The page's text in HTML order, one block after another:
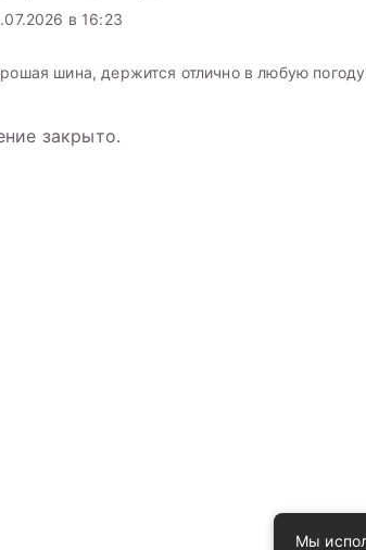
в 16:23
шина, держится отлично в любую
закрыто.
Мы